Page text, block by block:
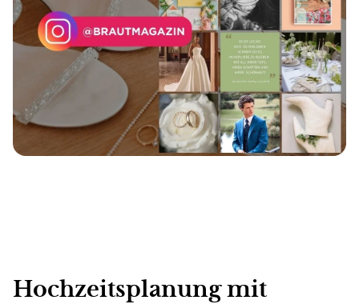
Hochzeitsplanung mit